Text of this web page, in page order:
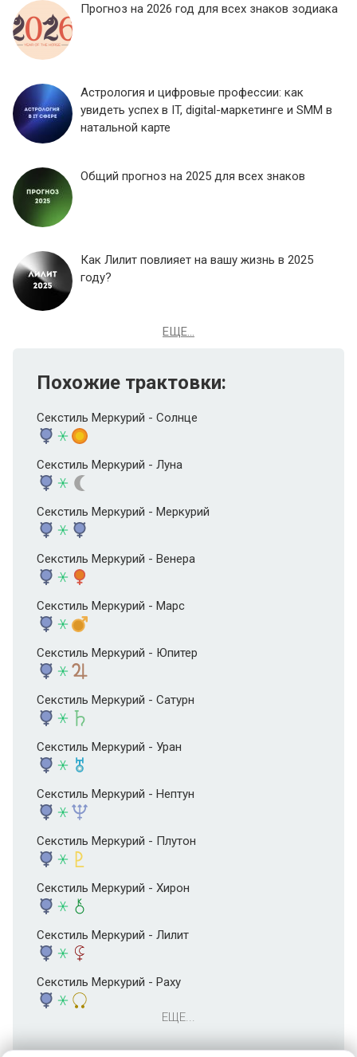
Прогноз на 2026 год для всех знаков зодиака
Астрология и цифровые профессии: как
увидеть успех в IT, digital-маркетинге и SMM в
натальной карте
Общий прогноз на 2025 для всех знаков
Как Лилит повлияет на вашу жизнь в 2025
году?
ЕЩЕ...
Похожие трактовки:
Секстиль Меркурий - Солнце
Секстиль Меркурий - Луна
Секстиль Меркурий - Меркурий
Секстиль Меркурий - Венера
Секстиль Меркурий - Марс
Секстиль Меркурий - Юпитер
Секстиль Меркурий - Сатурн
Секстиль Меркурий - Уран
Секстиль Меркурий - Нептун
Секстиль Меркурий - Плутон
Секстиль Меркурий - Хирон
Секстиль Меркурий - Лилит
Секстиль Меркурий - Раху
ЕЩЕ...